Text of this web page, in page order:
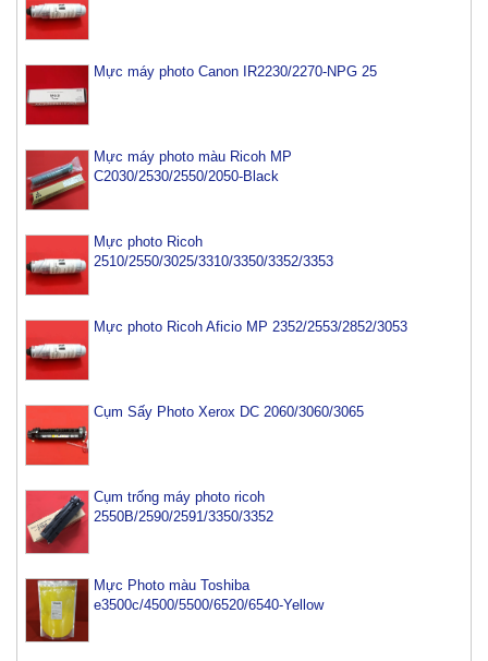
Mực máy photo Canon IR2230/2270-NPG 25
Mực máy photo màu Ricoh MP
C2030/2530/2550/2050-Black
Mực photo Ricoh
2510/2550/3025/3310/3350/3352/3353
Mực photo Ricoh Aficio MP 2352/2553/2852/3053
Cụm Sấy Photo Xerox DC 2060/3060/3065
Cụm trống máy photo ricoh
2550B/2590/2591/3350/3352
Mực Photo màu Toshiba
e3500c/4500/5500/6520/6540-Yellow